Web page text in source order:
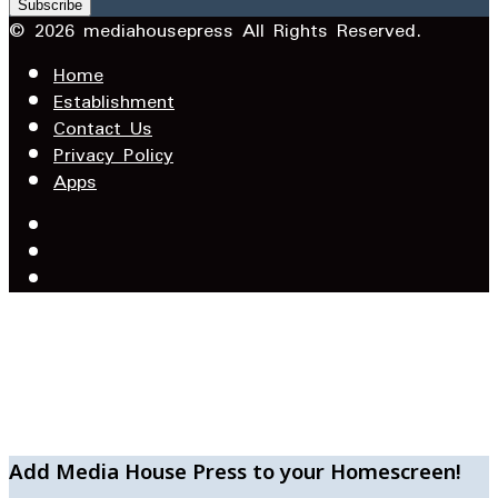
Email
© 2026 mediahousepress All Rights Reserved.
Home
Establishment
Contact Us
Privacy Policy
Apps
Add Media House Press to your Homescreen!